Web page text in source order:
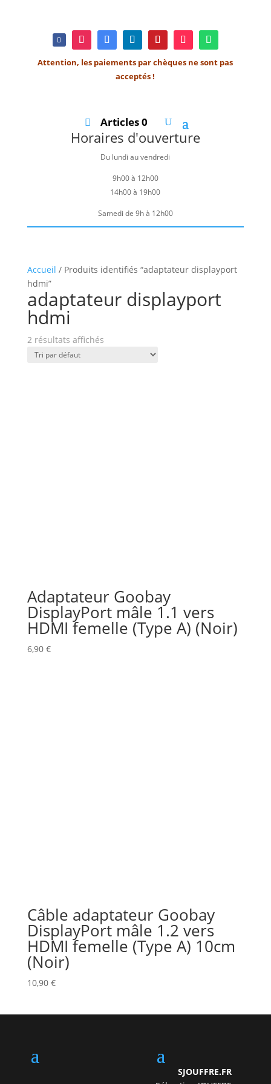
Attention, les paiements par chèques ne sont pas
acceptés !
Articles 0
Horaires d'ouverture
Du lundi au vendredi
9h00 à 12h00
14h00 à 19h00
Samedi de 9h à 12h00
Accueil / Produits identifiés “adaptateur displayport
hdmi”
adaptateur displayport
hdmi
2 résultats affichés
Adaptateur Goobay
DisplayPort mâle 1.1 vers
HDMI femelle (Type A) (Noir)
6,90 €
Câble adaptateur Goobay
DisplayPort mâle 1.2 vers
HDMI femelle (Type A) 10cm
(Noir)
10,90 €
SJOUFFRE.FR